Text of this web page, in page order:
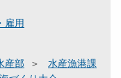
雇用
産部
水産漁港課